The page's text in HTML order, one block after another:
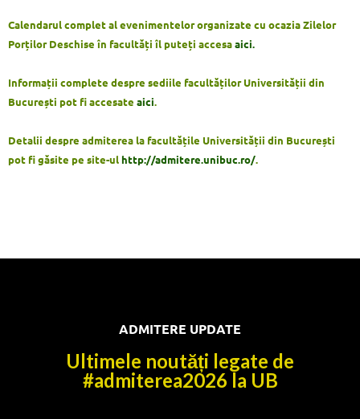
Calendarul complet al evenimentelor organizate cu ocazia Zilelor
Porților Deschise în facultăți îl puteți accesaaici.
Informații complete despre sediile facultăților Universității din
București pot fi accesate aici.
Detalii despre admiterea la facultățile Universității din București
pot fi găsite pe site-ulhttp://admitere.unibuc.ro/.
ADMITERE UPDATE
Ultimele noutăți legate de
#admiterea2026 la UB